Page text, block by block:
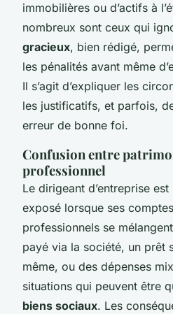
immobilières ou d’actifs à
nombreux sont ceux qui
gracieux, bien rédigé,
les pénalités avant même
Il s’agit d’expliquer les
les justificatifs, et parfois,
erreur de bonne foi.
Confusion entre
professionnel
Le dirigeant d’entreprise
exposé lorsque ses
professionnels se
payé via la société, un prêt
même, ou des dépenses
situations qui peuvent être
biens sociaux. Les